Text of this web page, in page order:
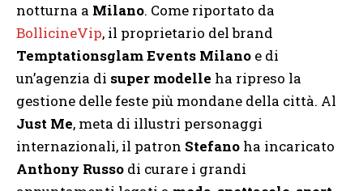
notturna a Milano. Come riportato da
BollicineVip, il proprietario del brand
Temptationsglam Events Milano e di
un’agenzia di super modelle ha ripreso la
gestione delle feste più mondane della città. Al
Just Me, meta di illustri personaggi
internazionali, il patron Stefano ha incaricato
Anthony Russo di curare i grandi